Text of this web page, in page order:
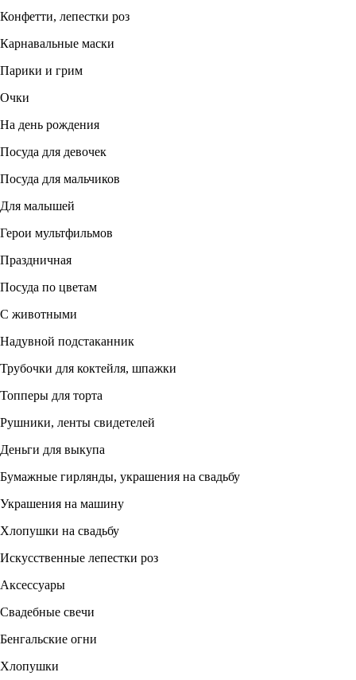
Конфетти, лепестки роз
Карнавальные маски
Парики и грим
Очки
На день рождения
Посуда для девочек
Посуда для мальчиков
Для малышей
Герои мультфильмов
Праздничная
Посуда по цветам
С животными
Надувной подстаканник
Трубочки для коктейля, шпажки
Топперы для торта
Рушники, ленты свидетелей
Деньги для выкупа
Бумажные гирлянды, украшения на свадьбу
Украшения на машину
Хлопушки на свадьбу
Искусственные лепестки роз
Аксессуары
Свадебные свечи
Бенгальские огни
Хлопушки